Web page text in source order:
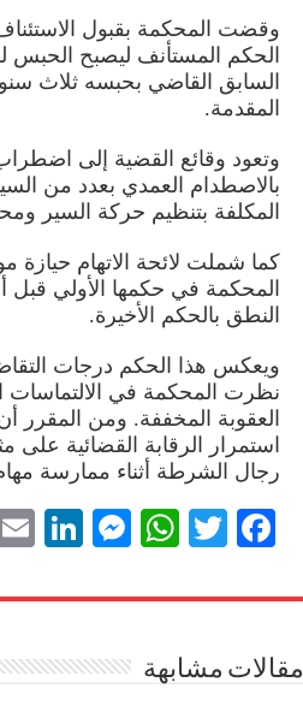
وقضت المحكمة بقبول
الحكم المستأنف ليصبح الحبس
السابق القاضي بحبسه ثلاث
المقدمة.
وتعود وقائع القضية إلى
بالاصطدام العمدي بعدد من
المكلفة بتنظيم حركة السير
كما شملت لائحة الاتهام حيازة
المحكمة في حكمها الأولي
النطق بالحكم الأخيرة.
ويعكس هذا الحكم درجات
نظرت المحكمة في الالتماسات
العقوبة المخففة. ومن المقرر
استمرار الرقابة القضائية
رجال الشرطة أثناء ممارسة
Fa
bo
T
tte
W
ts
pp
M
se
er
Li
ed
مقالات مشابهة